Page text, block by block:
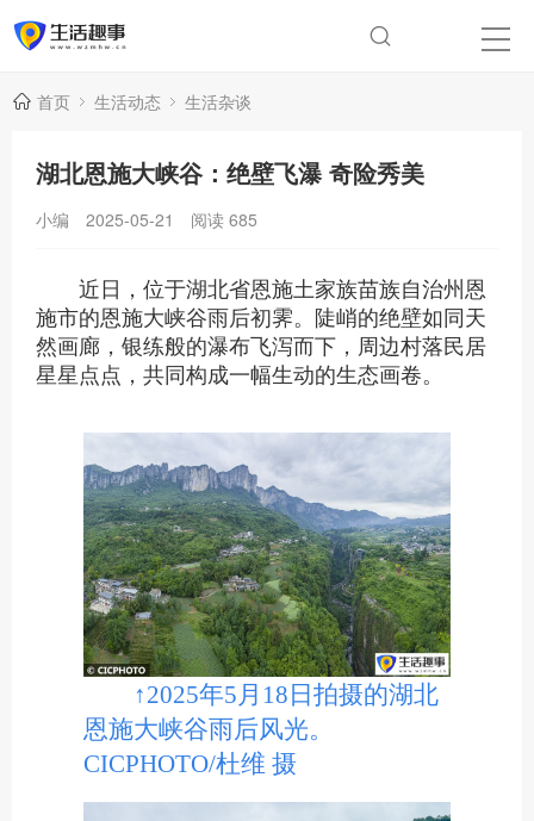
首页 生活动态 生活杂谈
湖北恩施大峡谷：绝壁飞瀑 奇险秀美
小编 2025-05-21 阅读 685
近日，位于湖北省恩施土家族苗族自治州恩
施市的恩施大峡谷雨后初霁。陡峭的绝壁如同天
然画廊，银练般的瀑布飞泻而下，周边村落民居
星星点点，共同构成一幅生动的生态画卷。
↑2025年5月18日拍摄的湖北
恩施大峡谷雨后风光。
CICPHOTO/杜维 摄